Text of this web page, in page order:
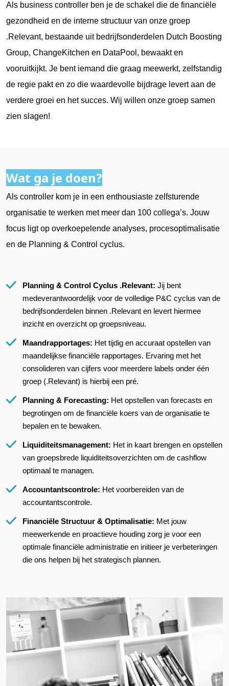
Als business controller ben je de schakel die de financiële
gezondheid en de interne structuur van onze groep
.Relevant, bestaande uit bedrijfsonderdelen Dutch Boosting
Group, ChangeKitchen en DataPool, bewaakt en
vooruitkijkt. Je bent iemand die graag meewerkt, zelfstandig
de regie pakt en zo die waardevolle bijdrage levert aan de
verdere groei en het succes. Wij willen onze groep samen
zien slagen!
Wat ga je doen?
Als controller kom je in een enthousiaste zelfsturende
organisatie te werken met meer dan 100 collega’s. Jouw
focus ligt op overkoepelende analyses, procesoptimalisatie
en de Planning & Control cyclus.
Planning & Control Cyclus .Relevant: Jij bent
medeverantwoordelijk voor de volledige P&C cyclus van de
bedrijfsonderdelen binnen .Relevant en levert hiermee
inzicht en overzicht op groepsniveau.
Maandrapportages: Het tijdig en accuraat opstellen van
maandelijkse financiële rapportages. Ervaring met het
consolideren van cijfers voor meerdere labels onder één
groep (.Relevant) is hierbij een pré.
Planning & Forecasting: Het opstellen van forecasts en
begrotingen om de financiële koers van de organisatie te
bepalen en te bewaken.
Liquiditeitsmanagement: Het in kaart brengen en opstellen
van groepsbrede liquiditeitsoverzichten om de cashflow
optimaal te managen.
Accountantscontrole: Het voorbereiden van de
accountantscontrole.
Financiële Structuur & Optimalisatie: Met jouw
meewerkende en proactieve houding zorg je voor een
optimale financiële administratie en initieer je verbeteringen
die ons helpen bij het strategisch plannen.